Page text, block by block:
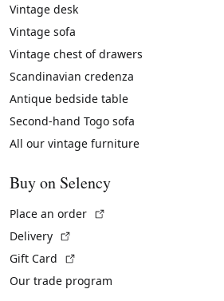
Vintage desk
Vintage sofa
Vintage chest of drawers
Scandinavian credenza
Antique bedside table
Second-hand Togo sofa
All our vintage furniture
Buy on Selency
Place an order
Delivery
Gift Card
Our trade program